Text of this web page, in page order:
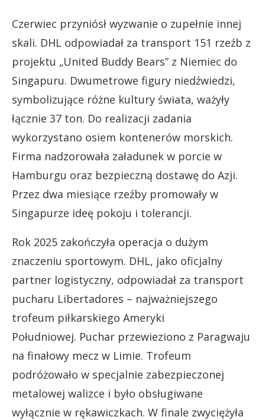
Czerwiec przyniósł wyzwanie o zupełnie innej
skali. DHL odpowiadał za transport 151 rzeźb z
projektu „United Buddy Bears” z Niemiec do
Singapuru. Dwumetrowe figury niedźwiedzi,
symbolizujące różne kultury świata, ważyły
łącznie 37 ton. Do realizacji zadania
wykorzystano osiem kontenerów morskich.
Firma nadzorowała załadunek w porcie w
Hamburgu oraz bezpieczną dostawę do Azji.
Przez dwa miesiące rzeźby promowały w
Singapurze ideę pokoju i tolerancji.
Rok 2025 zakończyła operacja o dużym
znaczeniu sportowym. DHL, jako oficjalny
partner logistyczny, odpowiadał za transport
pucharu Libertadores – najważniejszego
trofeum piłkarskiego Ameryki
Południowej. Puchar przewieziono z Paragwaju
na finałowy mecz w Limie. Trofeum
podróżowało w specjalnie zabezpieczonej
metalowej walizce i było obsługiwane
wyłącznie w rękawiczkach. W finale zwyciężyła